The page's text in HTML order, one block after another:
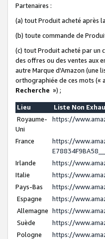
Partenaires :
(a) tout Produit acheté après
(b) toute commande de
(c) tout Produit acheté par un
des offres ou des ventes aux
autre Marque d'Amazon (une
orthographiée de ces mots («
Recherche ») ;
Lieu
Liste Non
Royaume-
Uni
https://
France
https://
Irlande
https://
Italie
https://
Pays-Bas
https://
Espagne
https://
Allemagne https://
Suède
https://
Pologne
https://